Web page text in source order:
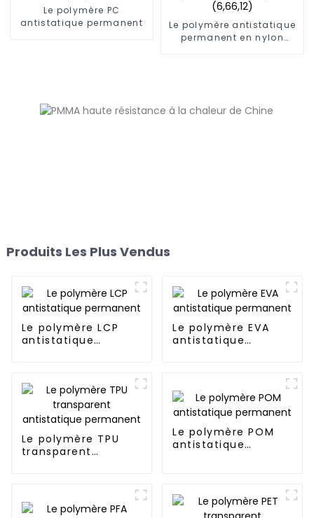
Le polymère PC
antistatique permanent
Le polymère antistatique
permanent en nylon
Produits Les Plus Vendus
Le polymère LCP
antistatique
Le polymère EVA
antistatique
Le polymère TPU
transparent
Le polymère POM
antistatique